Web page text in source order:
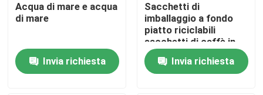
Visita alla fabbrica
Acqua di mare e acqua
di mare
Invia richiesta
Sacchetti di
imballaggio a fondo
piatto riciclabili
sacchetti di caffè in
PE
Invia richiesta